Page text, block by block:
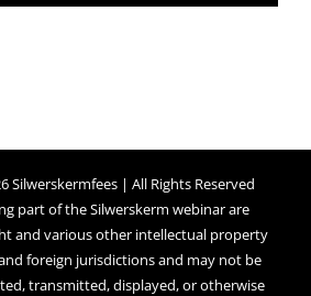
Silwerskermfees | All Rights Reserved
part of the Silwerskerm webinar are
and various other intellectual property
foreign jurisdictions and may not be
transmitted, displayed, or otherwise